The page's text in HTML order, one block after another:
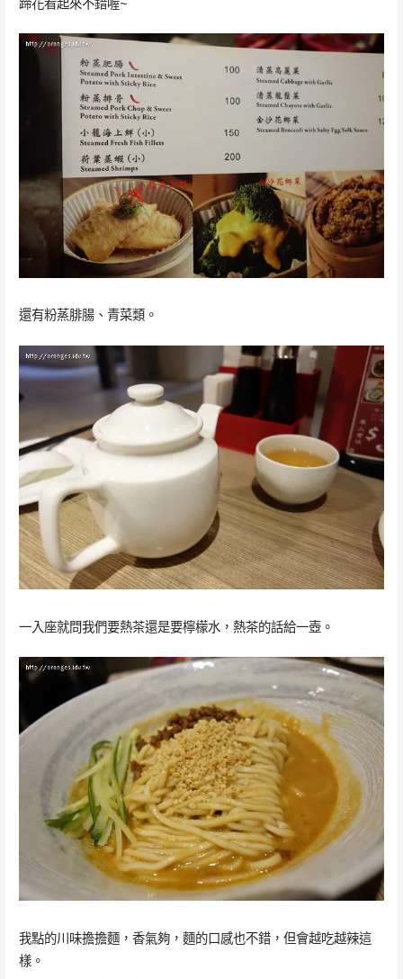
還有粉蒸腓腸、青菜類。
一入座就問我們要熱茶還是要檸檬水，熱茶的話給一壺。
我點的川味擔擔麵，香氣夠，麵的口感也不錯，但會越吃越辣這
樣。